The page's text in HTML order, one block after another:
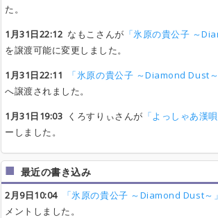
た。
1月31日22:12 なもこさんが 「氷原の貴公子 ～
を譲渡可能に変更しました。
1月31日22:11
「氷原の貴公子 ～Diamond Dust～
へ譲渡されました。
1月31日19:03 くろすりぃさんが 「よっしゃあ漢唄
ーしました。
最近の書き込み
2月9日10:04 「氷原の貴公子 ～Diamond Dust～」
メントしました。